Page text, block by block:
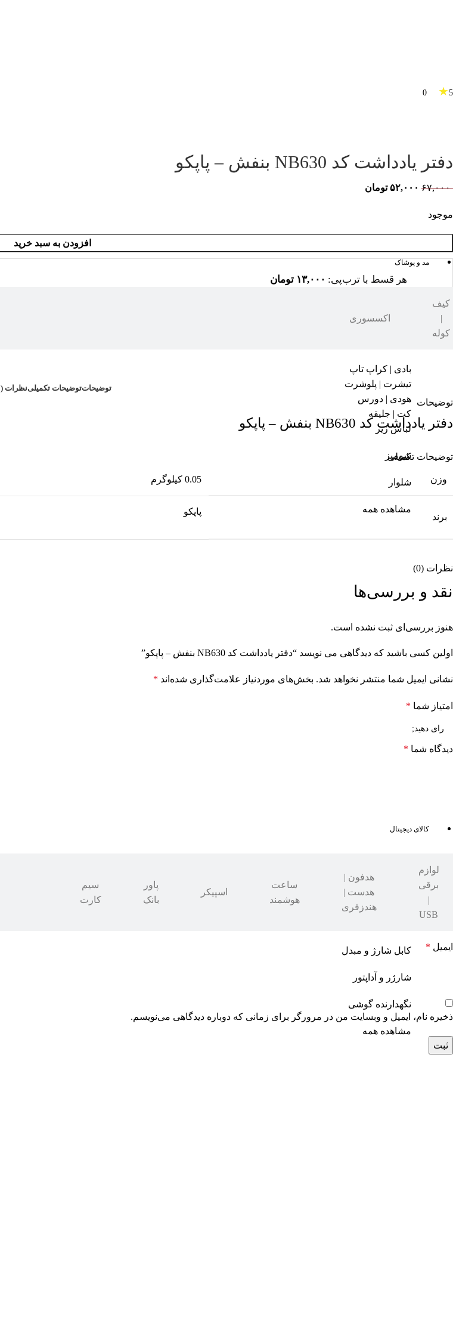
مد و پوشاک
کیف
|
کوله
اکسسوری
بادی | کراپ تاپ
تیشرت | پلوشرت
هودی | دورس
کت | جلیقه
لباس زیر
شومیز
شلوار
مشاهده همه
کالای دیجیتال
لوازم
برقی
|
USB
هدفون |
هدست |
هندزفری
ساعت
هوشمند
اسپیکر
پاور
بانک
سیم
کارت
کابل شارژ و مبدل
شارژر و آداپتور
نگهدارنده گوشی
مشاهده همه
5
★
دفتر یادداشت کد NB630 بنفش – پاپکو
۶۷,۰۰۰ ۵۲,۰۰۰ تومان
موجود
افزودن به سبد خرید
هر قسط با ترب‌پی: ۱۳,۰۰۰ تومان
توضیحاتتوضیحات تکمیلینظرات (0)
توضیحات
دفتر یادداشت کد NB630 بنفش – پاپکو
توضیحات تکمیلی
وزن 0.05 کیلوگرم
برند
پاپکو
نظرات (0)
نقد و بررسی‌ها
هنوز بررسی‌ای ثبت نشده است.
اولین کسی باشید که دیدگاهی می نویسد “دفتر یادداشت کد NB630 بنفش – پاپکو”
نشانی ایمیل شما منتشر نخواهد شد. بخش‌های موردنیاز علامت‌گذاری شده‌اند *
امتیاز شما *
دیدگاه شما *
*
ایمیل *
ذخیره نام، ایمیل و وبسایت من در مرورگر برای زمانی که دوباره دیدگاهی می‌نویسم.